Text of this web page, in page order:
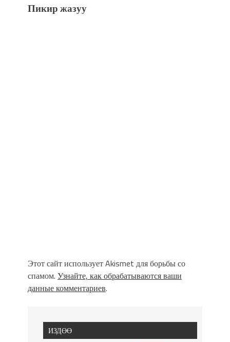
Пикир жазуу
Этот сайт использует Akismet для борьбы со
спамом. Узнайте, как обрабатываются ваши
данные комментариев.
ИЗДӨӨ